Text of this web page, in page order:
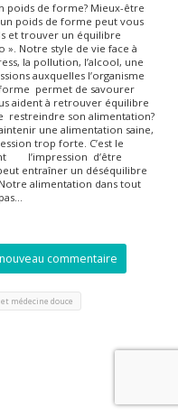
poids de forme? Mieux-être
poids de forme peut vous
et trouver un équilibre
». Notre style de vie face à
la pollution, l’alcool, une
auxquelles l’organisme
permet de savourer
aident à retrouver équilibre
restreindre son alimentation?
une alimentation saine,
trop forte. C’est le
l’impression d’être
entraîner un déséquilibre
alimentation dans tout
commentaire
médecine douce